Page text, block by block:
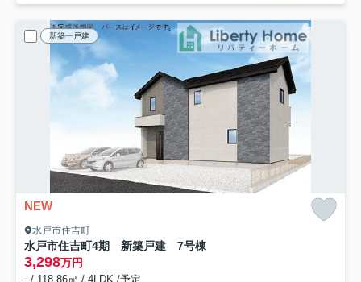
新築一戸建
NEW
水戸市住吉町
水戸市住吉町4期 新築戸建 7号棟
3,298万円
- / 118.86㎡ / 4LDK /予定